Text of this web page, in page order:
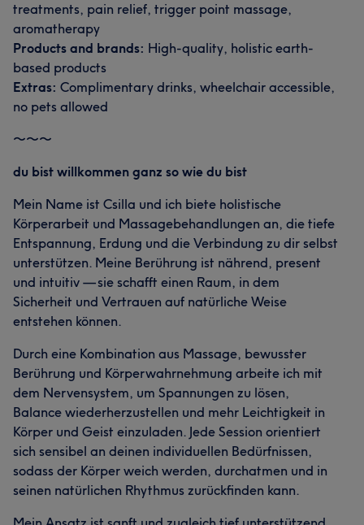
treatments, pain relief, trigger point massage,
aromatherapy
Products and brands: High-quality, holistic earth-
based products
Extras: Complimentary drinks, wheelchair accessible,
no pets allowed
〜〜〜
du bist willkommen ganz so wie du bist
Mein Name ist Csilla und ich biete holistische
Körperarbeit und Massagebehandlungen an, die tiefe
Entspannung, Erdung und die Verbindung zu dir selbst
unterstützen. Meine Berührung ist nährend, present
und intuitiv — sie schafft einen Raum, in dem
Sicherheit und Vertrauen auf natürliche Weise
entstehen können.
Durch eine Kombination aus Massage, bewusster
Berührung und Körperwahrnehmung arbeite ich mit
dem Nervensystem, um Spannungen zu lösen,
Balance wiederherzustellen und mehr Leichtigkeit in
Körper und Geist einzuladen. Jede Session orientiert
sich sensibel an deinen individuellen Bedürfnissen,
sodass der Körper weich werden, durchatmen und in
seinen natürlichen Rhythmus zurückfinden kann.